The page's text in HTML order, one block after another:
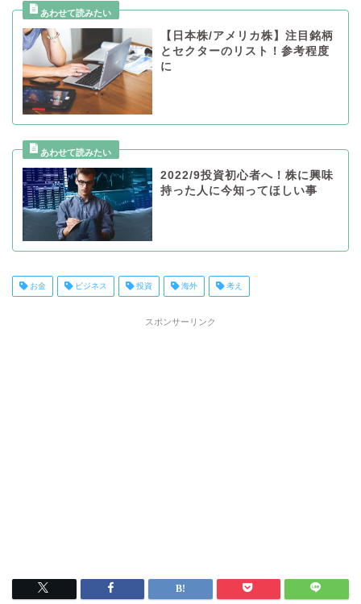
【日本株/アメリカ株】注目銘柄
とセクターのリスト！参考程度
に
2022/9投資初心者へ！株に興味
持った人に今知ってほしい事
お金 ビジネス 投資 海外 考え
スポンサーリンク